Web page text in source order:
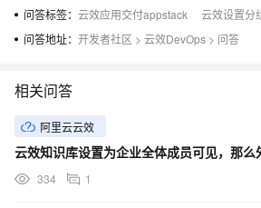
问答标签： 云效应用交付appstack
云效设置分
问答地址： 开发者社区 > 云效DevOps > 问答
相关问答
阿里云云效
云效知识库设置为企业全体成员可见，那么
334 1